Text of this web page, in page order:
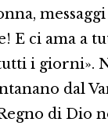
E ci ama a
i giorni».
dal
di Dio